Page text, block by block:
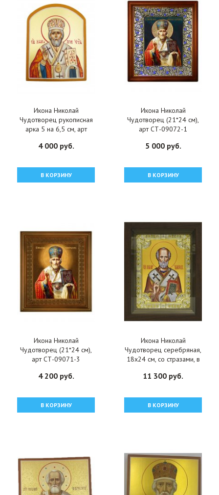
Икона Николай
Чудотворец рукописная
арка 5 на 6,5 см, арт
4 000 руб.
В КОРЗИНУ
Икона Николай
Чудотворец (21*24 см),
арт СТ-09072-1
5 000 руб.
В КОРЗИНУ
Икона Николай
Чудотворец (21*24 см),
арт СТ-09071-3
4 200 руб.
В КОРЗИНУ
Икона Николай
Чудотворец серебряная,
18x24 см, со стразами, в
вк-786
11 300 руб.
В КОРЗИНУ